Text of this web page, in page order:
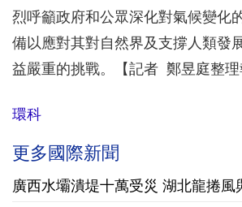
烈呼籲政府和公眾深化對氣候變化
備以應對其對自然界及支撐人類發
益嚴重的挑戰。【記者 鄭昱庭整理
環科
更多國際新聞